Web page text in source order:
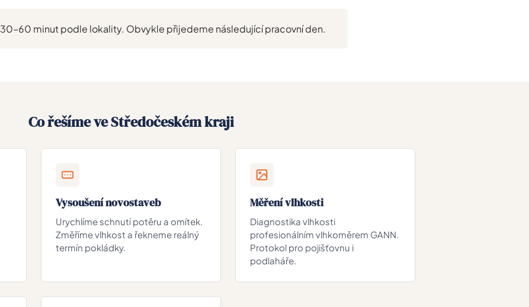
30–60 minut podle lokality. Obvykle přijedeme následující pracovní den.
Co řešíme ve Středočeském kraji
Vysoušení novostaveb
Urychlíme schnutí potěru a omítek.
Změříme vlhkost a řekneme reálný
termín pokládky.
Měření vlhkosti
Diagnostika vlhkosti
profesionálním vlhkoměrem GANN.
Protokol pro pojišťovnu i
podlaháře.